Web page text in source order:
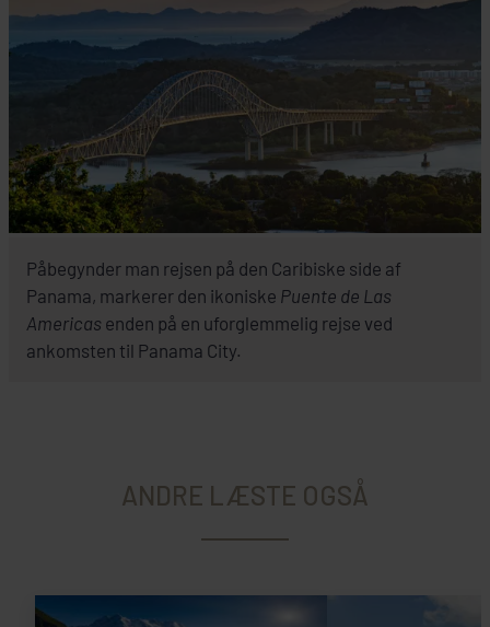
Påbegynder man rejsen på den Caribiske side af
Panama, markerer den ikoniske Puente de Las
Americas enden på en uforglemmelig rejse ved
ankomsten til Panama City.
ANDRE LÆSTE OGSÅ